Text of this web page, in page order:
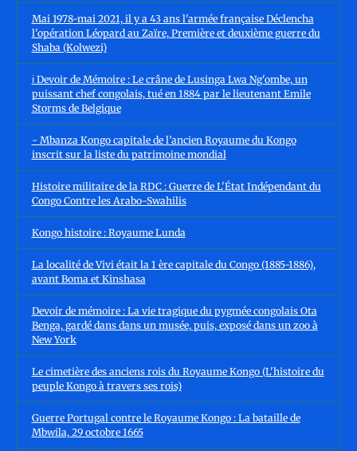
Mai 1978-mai 2021, il y a 43 ans l'armée française Déclencha
l'opération Léopard au Zaïre, Première et deuxième guerre du
Shaba (Kolwezi)
ℹ️ Devoir de Mémoire : Le crâne de Lusinga Lwa Ng'ombe, un
puissant chef congolais, tué en 1884 par le lieutenant Emile
Storms de Belgique
- Mbanza Kongo capitale de l’ancien Royaume du Kongo
inscrit sur la liste du patrimoine mondial
Histoire militaire de la RDC : Guerre de L'État Indépendant du
Congo Contre les Arabo-Swahilis
Kongo histoire : Royaume Lunda
La localité de Vivi était la 1 ère capitale du Congo (1885-1886),
avant Boma et Kinshasa
Devoir de mémoire : La vie tragique du pygmée congolais Ota
Benga, gardé dans dans un musée, puis, exposé dans un zoo à
New York
Le cimetière des anciens rois du Royaume Kongo (L'histoire du
peuple Kongo à travers ses rois)
Guerre Portugal contre le Royaume Kongo : La bataille de
Mbwila, 29 octobre 1665